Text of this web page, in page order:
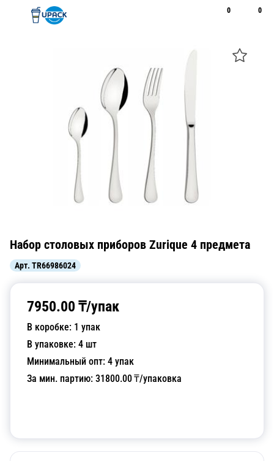
0 0
Набор столовых приборов Zurique 4 предмета
Арт. TR66986024
7950.00 ₸/упак
В коробке: 1 упак
В упаковке: 4 шт
Минимальный опт: 4 упак
За мин. партию: 31800.00₸/упаковка